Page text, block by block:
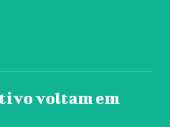
voltam em